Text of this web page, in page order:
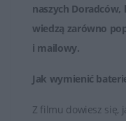
naszych Doradców,
wiedzą zarówno
i mailowy.
Jak wymienić
Z filmu dowiesz się,